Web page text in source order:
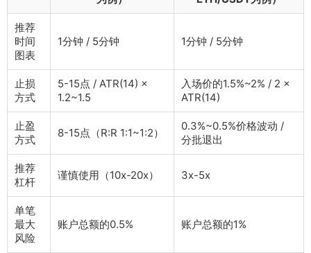
推荐
时间
图表
1分钟 / 5分钟 1分钟 / 5分钟
止损
方式
5-15点 / ATR(14) ×
1.2~1.5
入场价的1.5%~2% / 2 ×
ATR(14)
止盈
方式
8-15点（R:R 1:1~1:2）
0.3%~0.5%价格波动 /
分批退出
推荐
杠杆
谨慎使用（10x-20x） 3x-5x
单笔
最大
风险
账户总额的0.5% 账户总额的1%